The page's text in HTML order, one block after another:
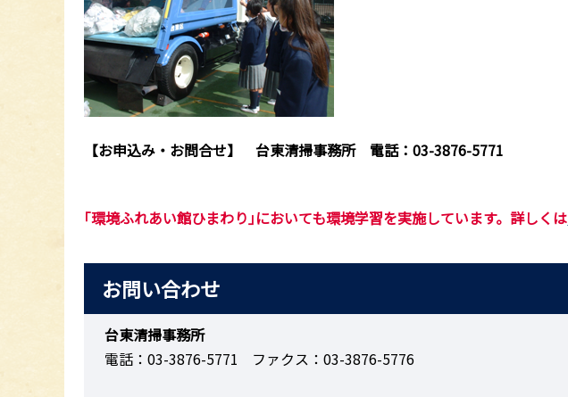
【お申込み・お問合せ】 台東清掃事務所 電話：03-3876-5771
｢環境ふれあい館ひまわり｣においても環境学習を実施しています。詳しくは
お問い合わせ
台東清掃事務所
電話：03-3876-5771
ファクス：03-3876-5776